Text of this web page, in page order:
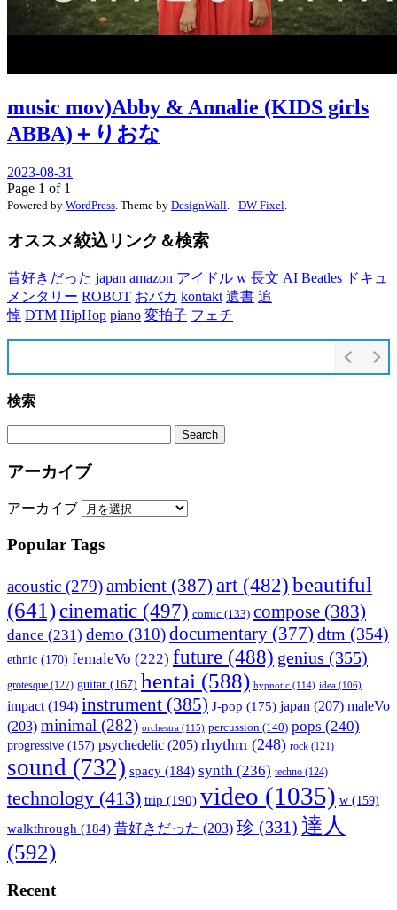
music mov)Abby & Annalie (KIDS girls
ABBA)＋りおな
2023-08-31
Page 1 of 1
Powered by WordPress. Theme by DesignWall. - DW Fixel.
オススメ絞込リンク＆検索
昔好きだった japan amazon アイドル w 長文 AI Beatles ドキュ
メンタリー ROBOT おバカ kontakt 遺書 追
悼 DTM HipHop piano 変拍子 フェチ
検索
アーカイブ
アーカイブ
Popular Tags
acoustic (279)ambient (387) art (482) beautiful
(641)cinematic (497) comic (133) compose (383)
dance (231) demo (310)documentary (377) dtm (354)
ethnic (170) femaleVo (222) future (488) genius (355)
grotesque (127) guitar (167) hentai (588) hypnotic (114) idea (106)
impact (194) instrument (385) J-pop (175) japan (207) maleVo
(203) minimal (282) orchestra (115) percussion (140) pops (240)
progressive (157) psychedelic (205) rhythm (248) rock (121)
sound (732) spacy (184) synth (236) techno (124)
technology (413) trip (190) video (1035) w (159)
walkthrough (184) 昔好きだった (203) 珍 (331) 達人
(592)
Recent